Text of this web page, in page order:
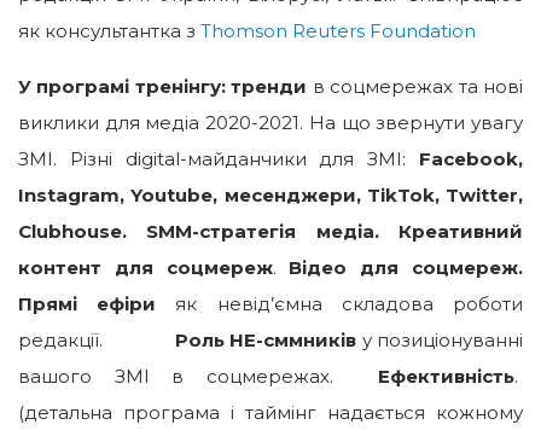
як консультантка з Thomson Reuters Foundation
У програмі тренінгу: тренди в соцмережах та нові
виклики для медіа 2020-2021. На що звернути увагу
ЗМІ. Різні digital-майданчики для ЗМІ: Facebook,
Instagram, Youtube, месенджери, TikTok, Twitter,
Clubhouse. SMM-стратегія медіа. Креативний
контент для соцмереж. Відео для соцмереж.
Прямі ефіри як невід’ємна складова роботи
редакції. Роль НЕ-сммників у позиціонуванні
вашого ЗМІ в соцмережах. Ефективність.
(детальна програма і таймінг надається кожному